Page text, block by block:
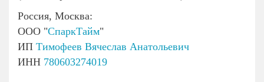
Россия, Москва:
ООО "СпаркТайм"
ИП Тимофеев Вячеслав Анатольевич
ИНН 780603274019